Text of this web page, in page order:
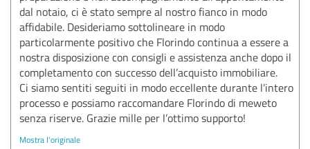
dal notaio, ci è stato sempre al nostro fianco in modo
affidabile. Desideriamo sottolineare in modo
particolarmente positivo che Florindo continua a essere a
nostra disposizione con consigli e assistenza anche dopo il
completamento con successo dell’acquisto immobiliare.
Ci siamo sentiti seguiti in modo eccellente durante l’intero
processo e possiamo raccomandare Florindo di meweto
senza riserve. Grazie mille per l’ottimo supporto!
Mostra l'originale